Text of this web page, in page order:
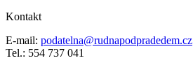
Kontakt
E-mail: podatelna@rudnapodpradedem.cz
Tel.: 554 737 041